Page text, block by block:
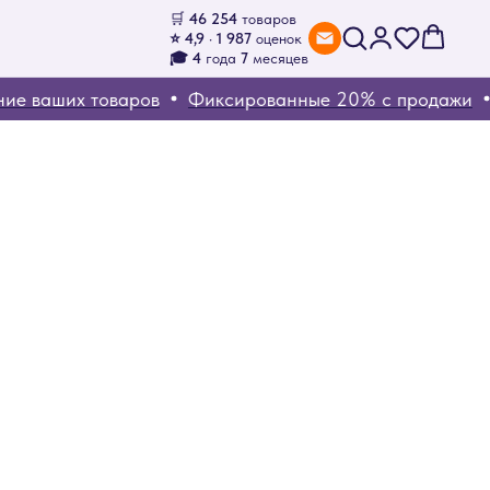
🛒 46 254 товаров
⭐ 4,9 · 1 987 оценок
🎓 4 года 7 месяцев
ваших товаров Фиксированные 20% с продажи